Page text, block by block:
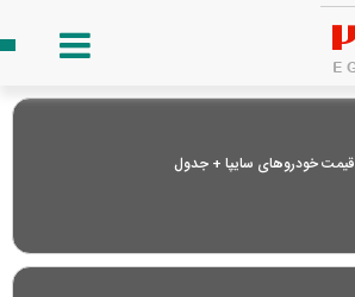
قیمت خودرو‌های سایپا + جدول